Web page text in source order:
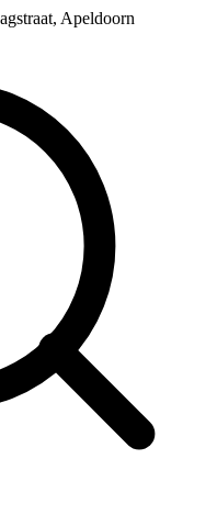
Apeldoorn